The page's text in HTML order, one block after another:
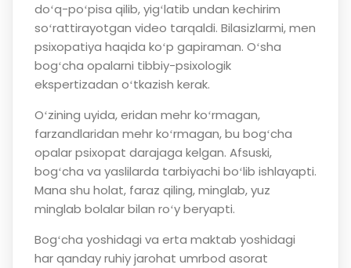
doʻq-poʻpisa qilib, yigʻlatib undan kechirim
soʻrattirayotgan video tarqaldi. Bilasizlarmi, men
psixopatiya haqida koʻp gapiraman. Oʻsha
bogʻcha opalarni tibbiy-psixologik
ekspertizadan oʻtkazish kerak.
Oʻzining uyida, eridan mehr koʻrmagan,
farzandlaridan mehr koʻrmagan, bu bogʻcha
opalar psixopat darajaga kelgan. Afsuski,
bogʻcha va yaslilarda tarbiyachi boʻlib ishlayapti.
Mana shu holat, faraz qiling, minglab, yuz
minglab bolalar bilan roʻy beryapti.
Bogʻcha yoshidagi va erta maktab yoshidagi
har qanday ruhiy jarohat umrbod asorat